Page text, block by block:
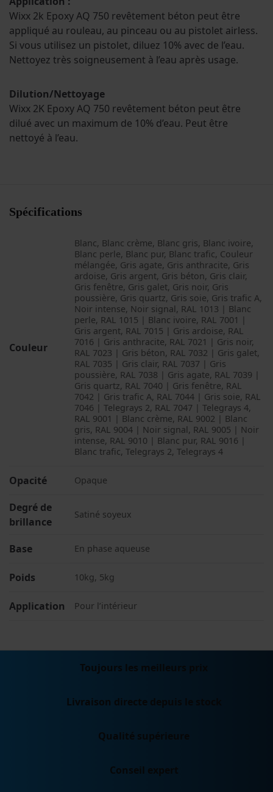
Wixx 2k Epoxy AQ 750 revêtement béton peut être
appliqué au rouleau, au pinceau ou au pistolet airless.
Si vous utilisez un pistolet, diluez 10% avec de l’eau.
Nettoyez très soigneusement à l’eau après usage.
Dilution/Nettoyage
Wixx 2K Epoxy AQ 750 revêtement béton peut être
dilué avec un maximum de 10% d’eau. Peut être
nettoyé à l’eau.
Spécifications
Couleur
Blanc, Blanc crème, Blanc gris, Blanc ivoire,
Blanc perle, Blanc pur, Blanc trafic, Couleur
mélangée, Gris agate, Gris anthracite, Gris
ardoise, Gris argent, Gris béton, Gris clair,
Gris fenêtre, Gris galet, Gris noir, Gris
poussière, Gris quartz, Gris soie, Gris trafic A,
Noir intense, Noir signal, RAL 1013 | Blanc
perle, RAL 1015 | Blanc ivoire, RAL 7001 |
Gris argent, RAL 7015 | Gris ardoise, RAL
7016 | Gris anthracite, RAL 7021 | Gris noir,
RAL 7023 | Gris béton, RAL 7032 | Gris galet,
RAL 7035 | Gris clair, RAL 7037 | Gris
poussière, RAL 7038 | Gris agate, RAL 7039 |
Gris quartz, RAL 7040 | Gris fenêtre, RAL
7042 | Gris trafic A, RAL 7044 | Gris soie, RAL
7046 | Telegrays 2, RAL 7047 | Telegrays 4,
RAL 9001 | Blanc crème, RAL 9002 | Blanc
gris, RAL 9004 | Noir signal, RAL 9005 | Noir
intense, RAL 9010 | Blanc pur, RAL 9016 |
Blanc trafic, Telegrays 2, Telegrays 4
Opacité Opaque
Degré de
brillance
Satiné soyeux
Base En phase aqueuse
Poids 10kg, 5kg
Application Pour l’intérieur
Toujours les meilleurs prix
Livraison directe depuis le stock
Qualité supérieure
Conseil expert